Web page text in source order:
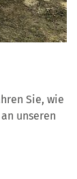
Sie, wie
unseren